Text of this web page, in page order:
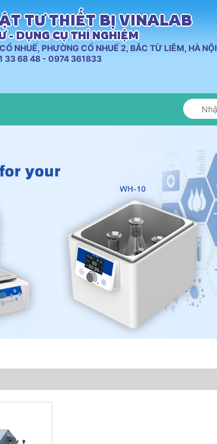
TƯ THIẾT BỊ VINALAB
- DỤNG CỤ THÍ NGHIỆM
NHUẾ, PHƯỜNG CỔ NHUẾ 2, BẮC TỪ LIÊM, HÀ NỘI
33 68 48 - 0974 361833